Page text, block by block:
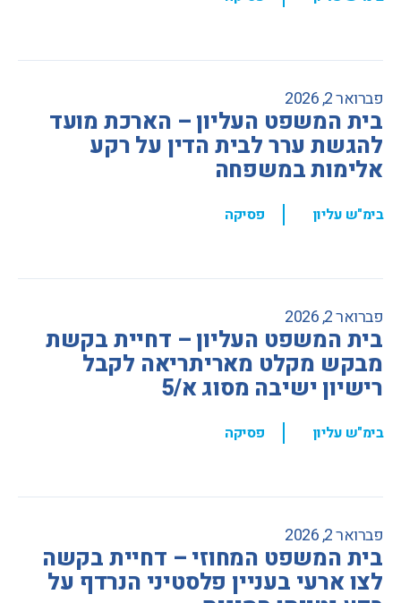
פברואר 2, 2026
בית המשפט העליון – הארכת מועד
להגשת ערר לבית הדין על רקע
אלימות במשפחה
בימ"ש עליון , פסיקה
פברואר 2, 2026
בית המשפט העליון – דחיית בקשת
מבקש מקלט מאריתריאה לקבל
רישיון ישיבה מסוג א/5
בימ"ש עליון , פסיקה
פברואר 2, 2026
בית המשפט המחוזי – דחיית בקשה
לצו ארעי בעניין פלסטיני הנרדף על